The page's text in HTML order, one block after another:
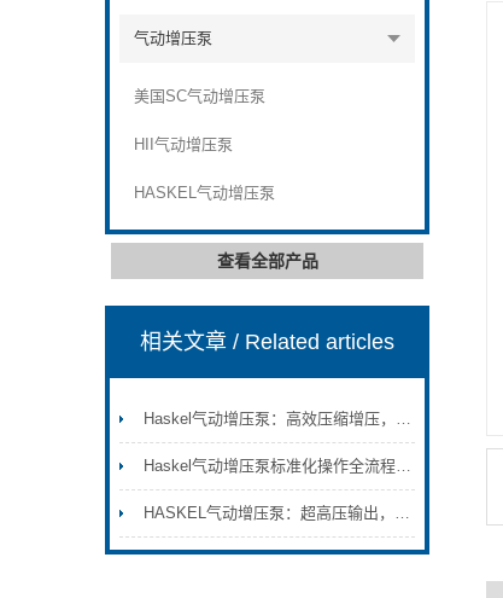
气动增压泵
美国SC气动增压泵
HII气动增压泵
HASKEL气动增压泵
查看全部产品
相关文章/ Related articles
Haskel气动增压泵：高效压缩增压，满足特种气体输送要求
Haskel气动增压泵标准化操作全流程：从初始安装调试到日常维护保养的完整技术规范与安全注意事项
HASKEL气动增压泵：超高压输出，助力工业流体精准控制